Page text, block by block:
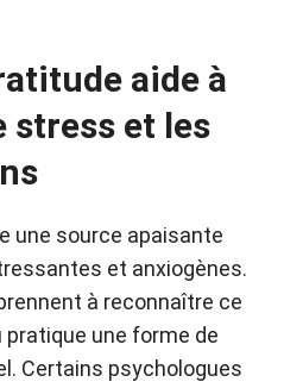
aide à
stress et les
une source apaisante
et anxiogènes.
à reconnaître ce
pratique une forme de
Certains psychologues